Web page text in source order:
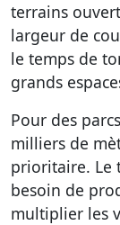
terrains
largeur de
le temps de
grands
Pour des
milliers de
prioritaire. Le
besoin de
multiplier les